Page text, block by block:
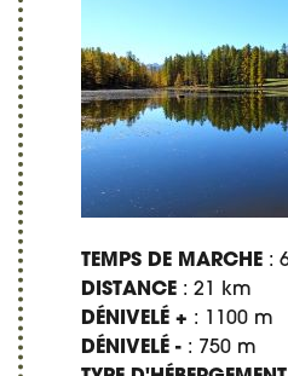
TEMPS DE MARCHE :
DISTANCE : 21 km
DÉNIVELÉ + : 1100 m
DÉNIVELÉ - : 750 m